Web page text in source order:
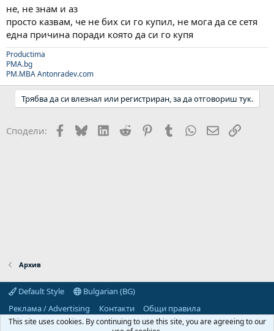
не, не знам и аз
просто казвам, че не бих си го купил, не мога да се сетя
една причина поради която да си го купя
Productima
PMA.bg
PM.MBAAntonradev.com
Трябва да си влезнал или регистриран, за да отговориш тук.
Сподели: Facebook
BlueskyLinkedIn
Reddit PinterestTumblr WhatsApp
EmailLink
Архив
Default Style
Bulgarian (BG)
Реклама / Advertising
Контакти
Общи правила
Декларация за поверителност
Помощ Начало
R
S
This site uses cookies. By continuing to use this site, you are agreeing to our